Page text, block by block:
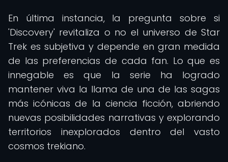
En última instancia, la pregunta sobre si
'Discovery' revitaliza o no el universo de Star
Trek es subjetiva y depende en gran medida
de las preferencias de cada fan. Lo que es
innegable es que la serie ha logrado
mantener viva la llama de una de las sagas
más icónicas de la ciencia ficción, abriendo
nuevas posibilidades narrativas y explorando
territorios inexplorados dentro del vasto
cosmos trekiano.